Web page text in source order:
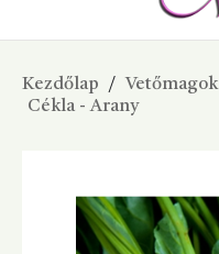
Kezdőlap Vetőmagok
Cékla - Arany